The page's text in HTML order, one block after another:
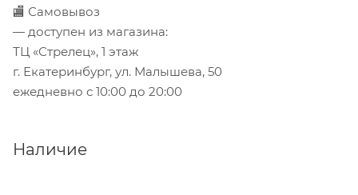
🏬 Самовывоз
— доступен из магазина:
ТЦ «Стрелец», 1 этаж
г. Екатеринбург, ул. Малышева, 50
ежедневно с 10:00 до 20:00
Наличие